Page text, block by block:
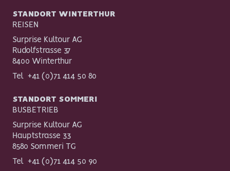
STANDORT WINTERTHUR
REISEN
Surprise Kultour AG
Rudolfstrasse 37
8400 Winterthur
Tel +41 (0)71 414 50 80
STANDORT SOMMERI
BUSBETRIEB
Surprise Kultour AG
Hauptstrasse 33
8580 Sommeri TG
Tel +41 (0)71 414 50 90